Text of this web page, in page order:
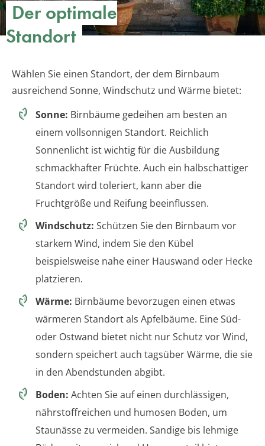
Der optimale
Standort
Wählen Sie einen Standort, der dem Birnbaum
ausreichend Sonne, Windschutz und Wärme bietet:
Sonne: Birnbäume gedeihen am besten an
einem vollsonnigen Standort. Reichlich
Sonnenlicht ist wichtig für die Ausbildung
schmackhafter Früchte. Auch ein halbschattiger
Standort wird toleriert, kann aber die
Fruchtgröße und Reifung beeinflussen.
Windschutz: Schützen Sie den Birnbaum vor
starkem Wind, indem Sie den Kübel
beispielsweise nahe einer Hauswand oder Hecke
platzieren.
Wärme: Birnbäume bevorzugen einen etwas
wärmeren Standort als Apfelbäume. Eine Süd-
oder Ostwand bietet nicht nur Schutz vor Wind,
sondern speichert auch tagsüber Wärme, die sie
in den Abendstunden abgibt.
Boden: Achten Sie auf einen durchlässigen,
nährstoffreichen und humosen Boden, um
Staunässe zu vermeiden. Sandige bis lehmige